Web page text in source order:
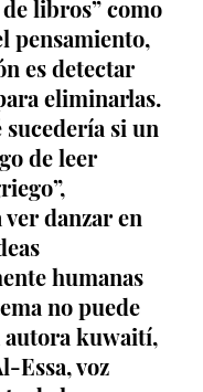
libros” como
pensamiento,
es detectar
eliminarlas.
sucedería si un
de leer
ver danzar en
humanas
no puede
kuwaití,
Essa, voz